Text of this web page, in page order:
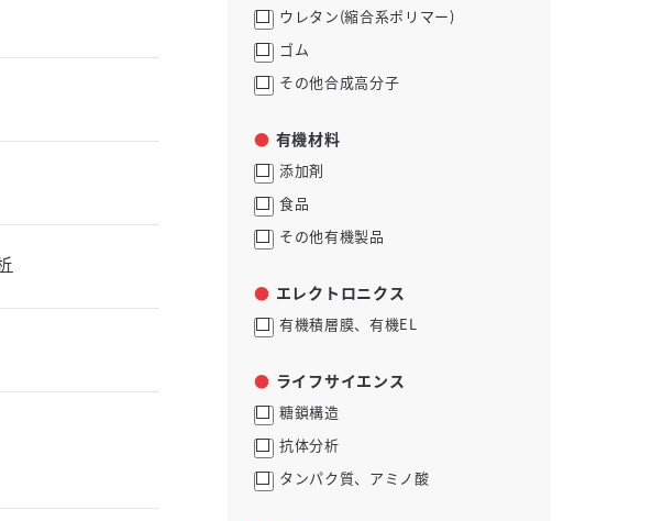
ウレタン(縮合系ポリマー)
ゴム
その他合成高分子
有機材料
添加剤
食品
その他有機製品
エレクトロニクス
有機積層膜、有機EL
ライフサイエンス
糖鎖構造
抗体分析
タンパク質、アミノ酸